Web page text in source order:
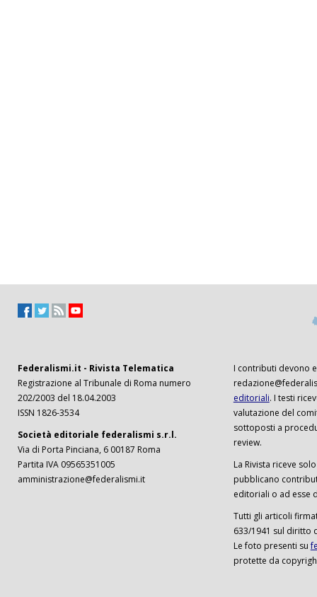
Federalismi.it - Rivista Telematica
Registrazione al Tribunale di Roma numero
202/2003 del 18.04.2003
ISSN 1826-3534
Società editoriale federalismi s.r.l.
Via di Porta Pinciana, 6 00187 Roma
Partita IVA 09565351005
amministrazione@federalismi.it
I contributi devono
editoriali. I testi
valutazione del
sottoposti a
review.
La Rivista riceve
pubblicano
editoriali o ad esse
Tutti gli articoli
633/1941 sul diritto
Le foto presenti su
protette da